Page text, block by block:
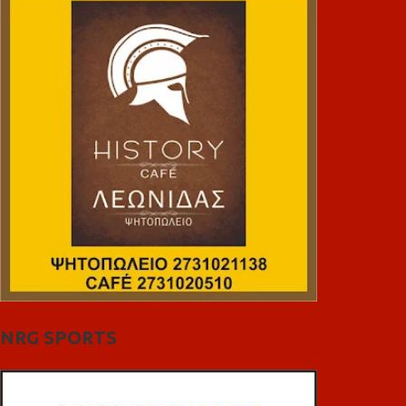
NRG SPORTS